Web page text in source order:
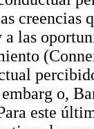
creencias
a las
o,
este